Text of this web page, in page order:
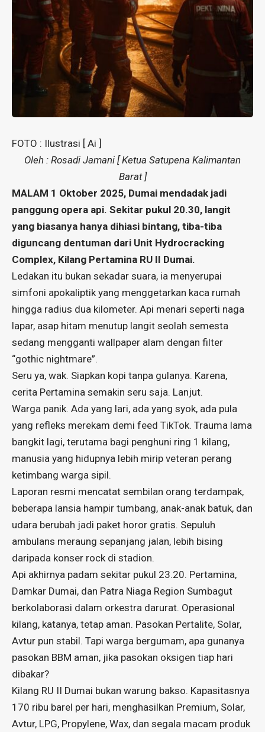
FOTO : Ilustrasi [ Ai ]
Oleh : Rosadi Jamani [ Ketua Satupena Kalimantan
Barat ]
MALAM 1 Oktober 2025, Dumai mendadak jadi
panggung opera api. Sekitar pukul 20.30, langit
yang biasanya hanya dihiasi bintang, tiba-tiba
diguncang dentuman dari Unit Hydrocracking
Complex, Kilang Pertamina RU II Dumai.
Ledakan itu bukan sekadar suara, ia menyerupai
simfoni apokaliptik yang menggetarkan kaca rumah
hingga radius dua kilometer. Api menari seperti naga
lapar, asap hitam menutup langit seolah semesta
sedang mengganti wallpaper alam dengan filter
“gothic nightmare”.
Seru ya, wak. Siapkan kopi tanpa gulanya. Karena,
cerita Pertamina semakin seru saja. Lanjut.
Warga panik. Ada yang lari, ada yang syok, ada pula
yang refleks merekam demi feed TikTok. Trauma lama
bangkit lagi, terutama bagi penghuni ring 1 kilang,
manusia yang hidupnya lebih mirip veteran perang
ketimbang warga sipil.
Laporan resmi mencatat sembilan orang terdampak,
beberapa lansia hampir tumbang, anak-anak batuk, dan
udara berubah jadi paket horor gratis. Sepuluh
ambulans meraung sepanjang jalan, lebih bising
daripada konser rock di stadion.
Api akhirnya padam sekitar pukul 23.20. Pertamina,
Damkar Dumai, dan Patra Niaga Region Sumbagut
berkolaborasi dalam orkestra darurat. Operasional
kilang, katanya, tetap aman. Pasokan Pertalite, Solar,
Avtur pun stabil. Tapi warga bergumam, apa gunanya
pasokan BBM aman, jika pasokan oksigen tiap hari
dibakar?
Kilang RU II Dumai bukan warung bakso. Kapasitasnya
170 ribu barel per hari, menghasilkan Premium, Solar,
Avtur, LPG, Propylene, Wax, dan segala macam produk